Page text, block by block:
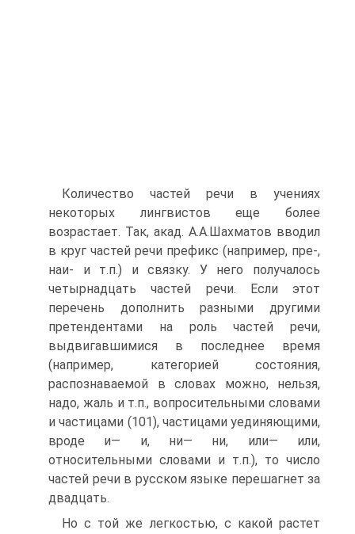
Количество частей речи в учениях
некоторых лингвистов еще более
возрастает. Так, акад. А.А.Шахматов вводил
в круг частей речи префикс (например, пре-,
наи- и т.п.) и связку. У него получалось
четырнадцать частей речи. Если этот
перечень дополнить разными другими
претендентами на роль частей речи,
выдвигавшимися в последнее время
(например, категорией состояния,
распознаваемой в словах можно, нельзя,
надо, жаль и т.п., вопросительными словами
и частицами (101), частицами уединяющими,
вроде и— и, ни— ни, или— или,
относительными словами и т.п.), то число
частей речи в русском языке перешагнет за
двадцать.
Но с той же легкостью, с какой растет